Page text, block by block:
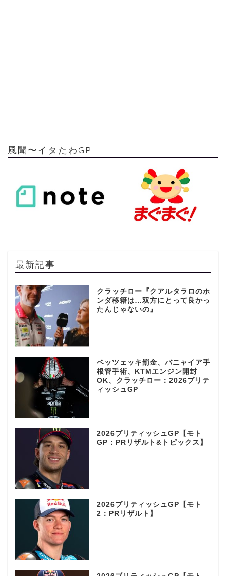
風聞〜イタたわGP
最新記事
クラッチロー『クアルタラロのホ
ンダ移籍は…双方にとって良かっ
たんじゃないの』
ベッツェッキ罰金、バニャイア手
根管手術、KTMエンジン開封
OK、クラッチロー：2026ブリテ
ィッシュGP
2026ブリティッシュGP【モト
GP：PRリザルト&トピックス】
2026ブリティッシュGP【モト
2：PRリザルト】